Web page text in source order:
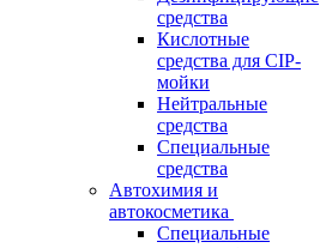
средства
Кислотные
средства для CIP-
мойки
Нейтральные
средства
Специальные
средства
Автохимия и
автокосметика
Специальные